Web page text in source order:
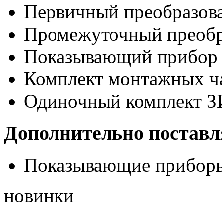
Первичный
Промежуточный
Показывающий
Комплект монтажных
Одиночный комплект
Дополнительно
Показывающие
новинки